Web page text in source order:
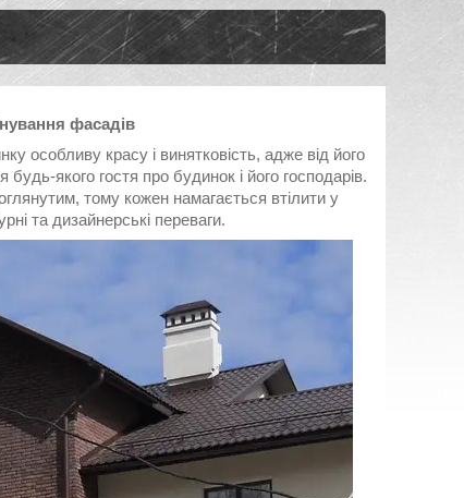
фасадів
особливу красу і винятковість, адже від його
якого гостя про будинок і його господарів.
тому кожен намагається втілити у
та дизайнерські переваги.